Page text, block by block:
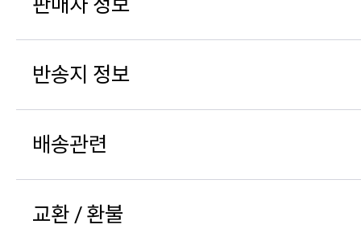
판매자 정보
반송지 정보
배송관련
교환 / 환불